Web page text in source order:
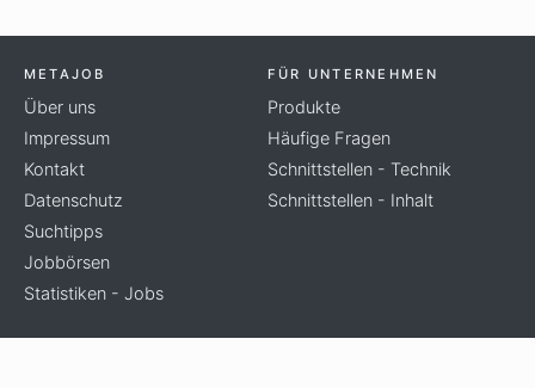
METAJOB
Über uns
Impressum
Kontakt
Datenschutz
Suchtipps
Jobbörsen
Statistiken - Jobs
FÜR UNTERNEHMEN
Produkte
Häufige Fragen
Schnittstellen - Technik
Schnittstellen - Inhalt